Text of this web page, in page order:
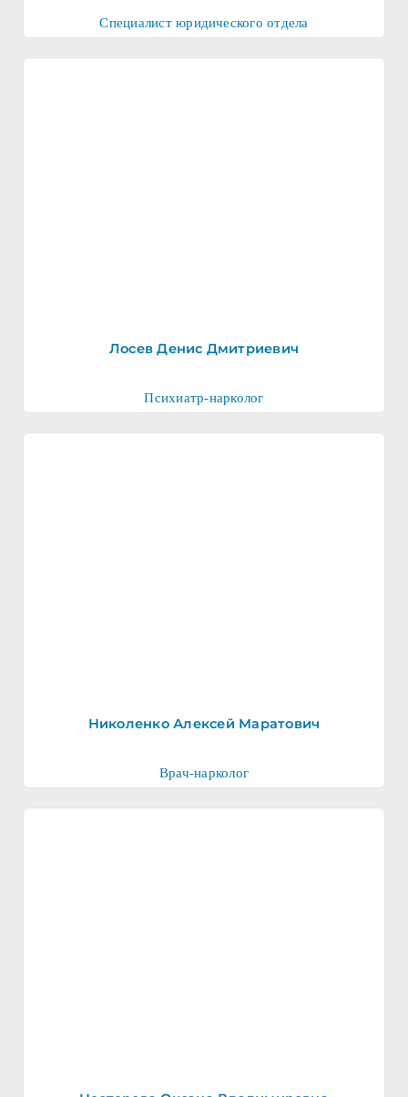
Специалист юридического отдела
Лосев Денис Дмитриевич
Психиатр-нарколог
Николенко Алексей Маратович
Врач-нарколог